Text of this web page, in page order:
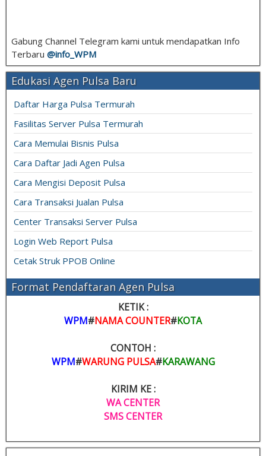
Gabung Channel Telegram kami untuk mendapatkan Info
Terbaru @info_ WPM
Edukasi Agen Pulsa Baru
Daftar Harga Pulsa Termurah
Fasilitas Server Pulsa Termurah
Cara Memulai Bisnis Pulsa
Cara Daftar Jadi Agen Pulsa
Cara Mengisi Deposit Pulsa
Cara Transaksi Jualan Pulsa
Center Transaksi Server Pulsa
Login Web Report Pulsa
Cetak Struk PPOB Online
Format Pendaftaran Agen Pulsa
KETIK :
WPM#NAMA COUNTER#KOTA
CONTOH :
WPM#WARUNG PULSA#KARAWANG
KIRIM KE :
WA CENTER
SMS CENTER